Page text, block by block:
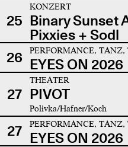
25
KONZERT
Binary Sunset
Pixxies + Sodl
26
PERFORMANCE, TANZ,
EYES ON 2026
27
THEATER
PIVOT
Polivka/Hafner/Koch
27 PERFORMANCE, TANZ,
EYES ON 2026